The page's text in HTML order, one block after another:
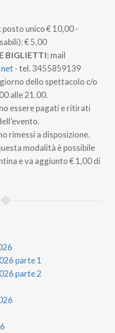
: posto unico € 10,00 -
€ 5,00
BIGLIETTI: mail
- tel. 3455859139
dello spettacolo c/o
alle 21.00.
essere pagati e ritirati
rimessi a disposizione.
modalità è possibile
eva aggiunto € 1,00 di
parte 1
parte 2